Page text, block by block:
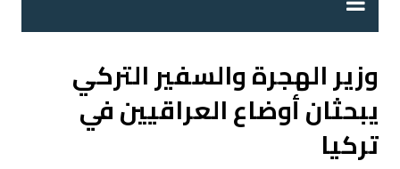
وزير الهجرة والسفير التركي
يبحثان أوضاع العراقيين في
تركيا